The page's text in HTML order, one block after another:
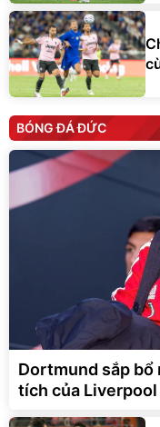
BÓNG ĐÁ ĐỨC
Dortmund sắp bổ
tích của Liverpool